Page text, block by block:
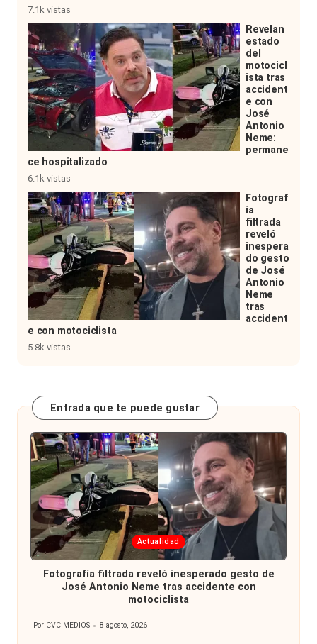
7.1k vistas
Revelan
estado
del
motocicl
ista tras
accident
e con
José
Antonio
Neme:
permane
ce hospitalizado
6.1k vistas
Fotograf
ía
filtrada
reveló
inespera
do gesto
de José
Antonio
Neme
tras
accident
e con motociclista
5.8k vistas
Entrada que te puede gustar
Publicada
en
Actualidad
Fotografía filtrada reveló inesperado gesto de
José Antonio Neme tras accidente con
motociclista
Por CVC MEDIOS 8 agosto, 2026